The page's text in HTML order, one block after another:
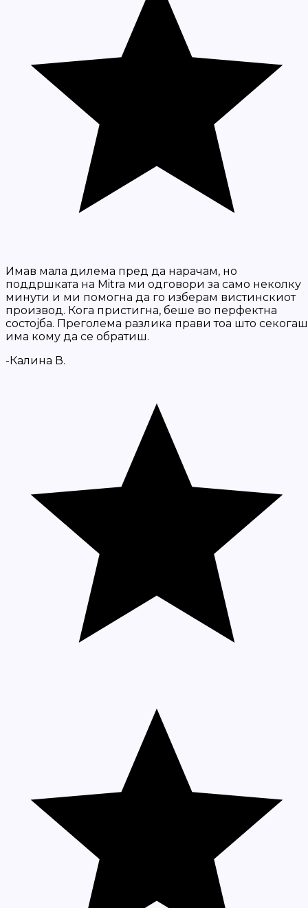
Имав мала дилема пред да нарачам, но
поддршката на Mitra ми одговори за само неколку
минути и ми помогна да го изберам вистинскиот
производ. Кога пристигна, беше во перфектна
состојба. Преголема разлика прави тоа што секогаш
има кому да се обратиш.
-Калина В.